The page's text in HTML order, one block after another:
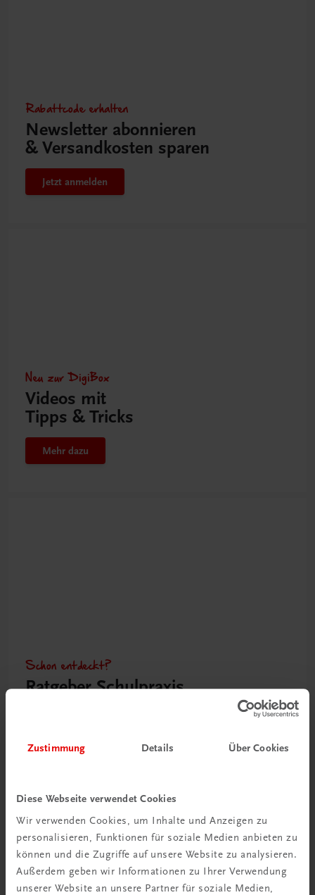
Zustimmung Details Über Cookies
Diese Webseite verwendet Cookies
Wir verwenden Cookies, um Inhalte und Anzeigen zu
personalisieren, Funktionen für soziale Medien anbieten zu
können und die Zugriffe auf unsere Website zu analysieren.
Außerdem geben wir Informationen zu Ihrer Verwendung
unserer Website an unsere Partner für soziale Medien,
Rabattcode erhalten
Newsletter abonnieren
& Versandkosten sparen
Jetzt anmelden
Neu zur DigiBox
Videos mit
Tipps & Tricks
Mehr dazu
Schon entdeckt?
Ratgeber Schulpraxis